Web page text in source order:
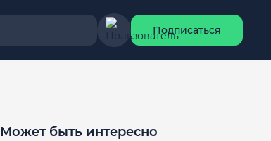
Подписаться
Может быть интересно